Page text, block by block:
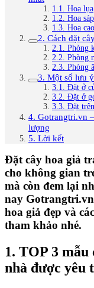
1.1. Hoa lụa
1.2. Hoa sáp
1.3. Hoa
2. Cách đặt
2.1. Phòng
2.2. Phòng
2.3. Phòng
3. Một số lưu
3.1. Đặt ở
3.2. Đặt ở
3.3. Đặt
4. Gotrangtri.vn
lượng
5. Lời kết
Đặt cây hoa giả
cho không gian
mà còn đem lại
nay
hoa giả đẹp và
tham khảo nhé.
1. TOP 3
nhà được yêu